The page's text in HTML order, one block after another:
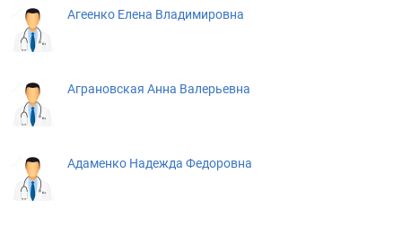
Агеенко Елена Владимировна
Аграновская Анна Валерьевна
Адаменко Надежда Федоровна